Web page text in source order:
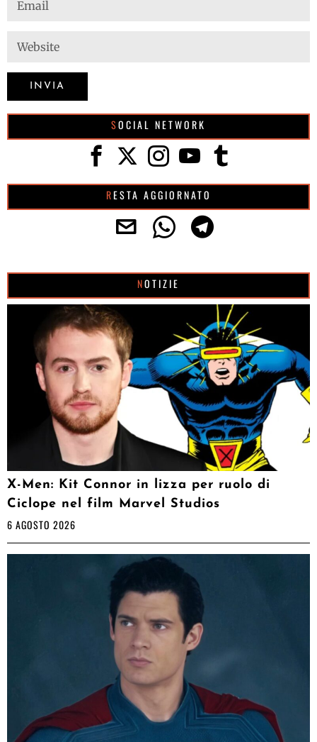
SOCIAL NETWORK
RESTA AGGIORNATO
NOTIZIE
X-Men: Kit Connor in lizza per ruolo di
Ciclope nel film Marvel Studios
6 AGOSTO 2026